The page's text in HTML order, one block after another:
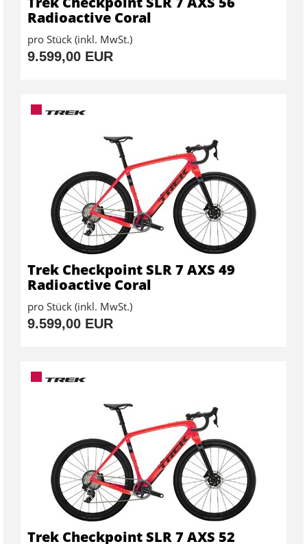
Radioactive Coral
pro Stück (inkl. MwSt.)
9.599,00 EUR
Trek Checkpoint SLR 7 AXS 49
Radioactive Coral
pro Stück (inkl. MwSt.)
9.599,00 EUR
Trek Checkpoint SLR 7 AXS 52